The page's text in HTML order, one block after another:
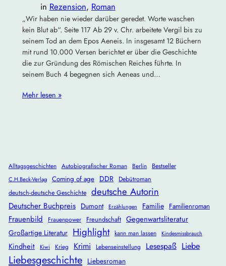
in Rezension, Roman
„Wir haben nie wieder darüber geredet. Worte waschen
kein Blut ab“. Seite 117 Ab 29 v. Chr. arbeitete Vergil bis zu
seinem Tod an dem Epos Aeneis. In insgesamt 12 Büchern
mit rund 10.000 Versen berichtet er über die Geschichte
die zur Gründung des Römischen Reiches führte. In
seinem Buch 4 begegnen sich Aeneas und…
Mehr lesen »
Alltagsgeschichten Autobiografischer Roman Berlin Bestseller
C.H.Beck-Verlag Coming of age DDR
Debütroman
deutsch-deutsche Geschichte deutsche Autorin
Deutscher Buchpreis Dumont Erzählungen Familie Familienroman
Frauenbild Frauenpower Freundschaft Gegenwartsliteratur
Großartige Literatur Highlight kann man lassen Kindesmissbrauch
Kindheit Kiwi Krieg Krimi Lebenseinstellung Lesespaß Liebe
Liebesgeschichte Liebesroman